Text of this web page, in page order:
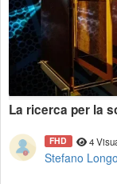
La ricerca per la
FHD 4
Stefano Longo